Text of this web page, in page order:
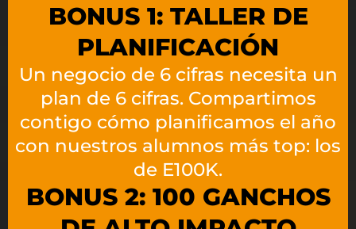
BONUS 1: TALLER DE
PLANIFICACIÓN
Un negocio de 6 cifras necesita un
plan de 6 cifras. Compartimos
contigo cómo planificamos el año
con nuestros alumnos más top: los
de E100K.
BONUS 2: 100 GANCHOS